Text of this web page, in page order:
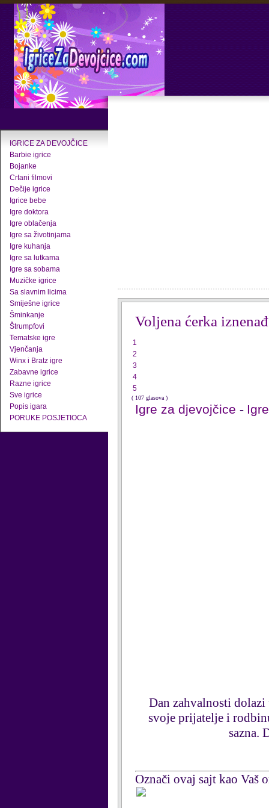
IGRICE ZA DEVOJČICE
Barbie igrice
Bojanke
Crtani filmovi
Dečije igrice
Igrice bebe
Igre doktora
Igre oblačenja
Igre sa životinjama
Igre kuhanja
Igre sa lutkama
Igre sa sobama
Muzičke igrice
Sa slavnim licima
Smiješne igrice
Šminkanje
Štrumpfovi
Tematske igre
Vjenčanja
Winx i Bratz igre
Zabavne igrice
Razne igrice
Sve igrice
Popis igara
PORUKE POSJETIOCA
Voljena ćerka
1
2
3
4
5
( 107 glasova )
Igre za djevojčice -
Dan zahvalnosti dolazi
svoje prijatelje i
sazna.
Označi ovaj sajt kao Vaš